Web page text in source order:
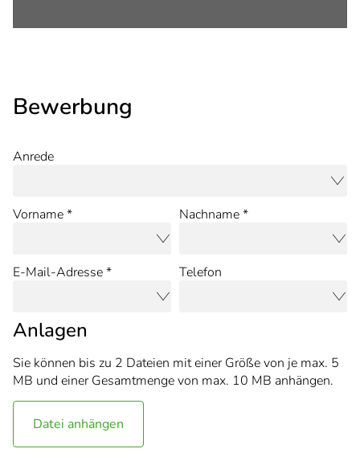
Bewerbung
Anrede
Vorname * Nachname *
E-Mail-Adresse * Telefon
Anlagen
Sie können bis zu 2 Dateien mit einer Größe von je max. 5
MB und einer Gesamtmenge von max. 10 MB anhängen.
Datei anhängen